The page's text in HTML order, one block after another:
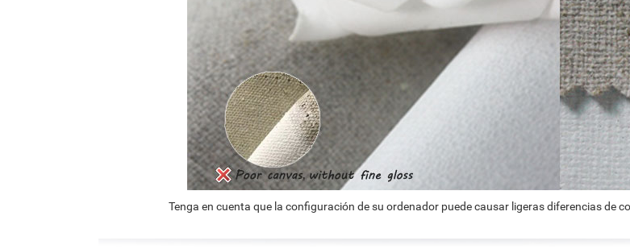
Tenga en cuenta que la configuración de su ordenador puede causar ligeras diferencias de